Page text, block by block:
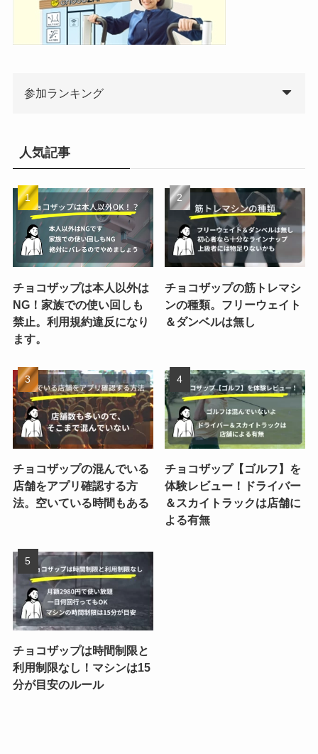
参加ランキング
人気記事
チョコザップは本人以外は
NG！家族での使い回しも
禁止。利用規約違反になり
ます。
チョコザップの筋トレマシ
ンの種類。フリーウェイト
＆ダンベルは無し
チョコザップの混んでいる
店舗をアプリ確認する方
法。空いている時間もある
チョコザップ【ゴルフ】を
体験レビュー！ドライバー
＆スカイトラックは店舗に
よる有無
チョコザップは時間制限と
利用制限なし！マシンは15
分が目安のルール